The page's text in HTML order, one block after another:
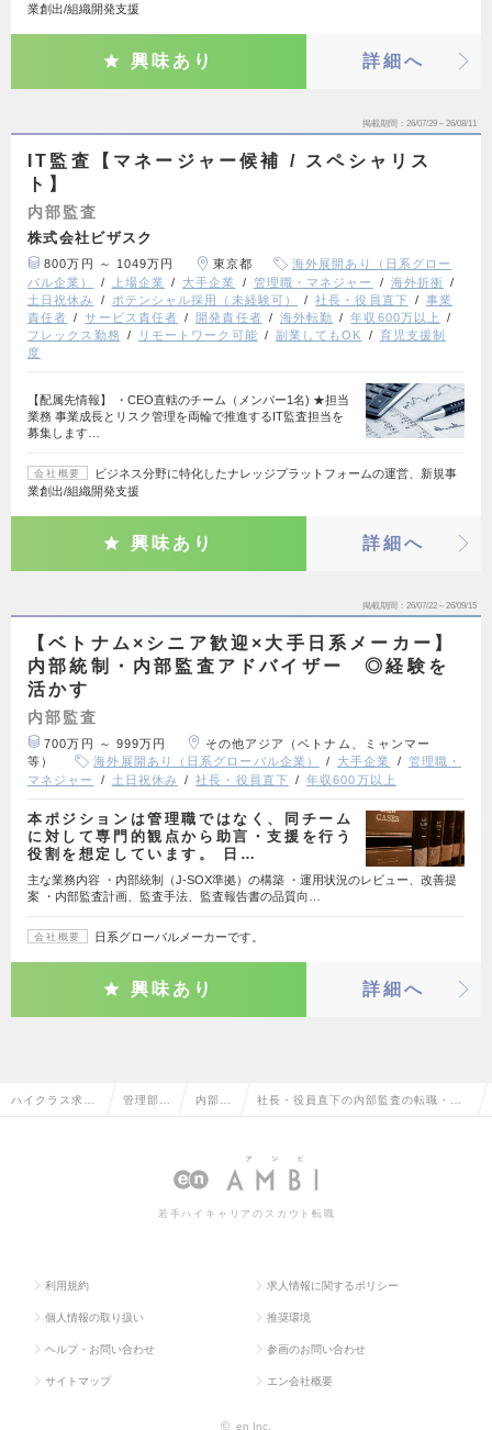
業創出/組織開発支援
興味あり 詳細へ
掲載期間 26/07/29～26/08/11
IT監査【マネージャー候補 / スペシャリス
ト】
内部監査
株式会社ビザスク
800万円 ～ 1049万円 東京都
海外展開あり（日系グロー
バル企業）
上場企業 大手企業 管理職・マネジャー
海外折衝
土日祝休み
ポテンシャル採用（未経験可） 社長・役員直下
事業
責任者
サービス責任者 開発責任者 海外転勤
年収600万以上
フレックス勤務
リモートワーク可能 副業してもOK
育児支援制
度
【配属先情報】 ・CEO直轄のチーム（メンバー1名) ★担当
業務 事業成長とリスク管理を両輪で推進するIT監査担当を
募集します…
会社概要
ビジネス分野に特化したナレッジプラットフォームの運営、新規事
業創出/組織開発支援
興味あり 詳細へ
掲載期間 26/07/22～26/09/15
【ベトナム×シニア歓迎×大手日系メーカー】
内部統制・内部監査アドバイザー ◎経験を
活かす
内部監査
700万円 ～ 999万円
その他アジア（ベトナム、ミャンマー
等）
海外展開あり（日系グローバル企業） 大手企業
管理職・
マネジャー
土日祝休み 社長・役員直下 年収600万以上
本ポジションは管理職ではなく、同チーム
に対して専門的観点から助言・支援を行う
役割を想定しています。 日…
主な業務内容 ・内部統制（J-SOX準拠）の構築 ・運用状況のレビュー、改善提
案 ・内部監査計画、監査手法、監査報告書の品質向…
会社概要 日系グローバルメーカーです。
興味あり 詳細へ
ハイクラス求人 管理部門 内部監 社長・役員直下の内部監査の転職・求
若手ハイキャリアのスカウト転職
利用規約 求人情報に関するポリシー
個人情報の取り扱い 推奨環境
ヘルプ・お問い合わせ 参画のお問い合わせ
サイトマップ エン会社概要
© en Inc.